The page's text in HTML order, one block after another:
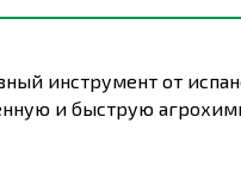
инструмент от
и быструю